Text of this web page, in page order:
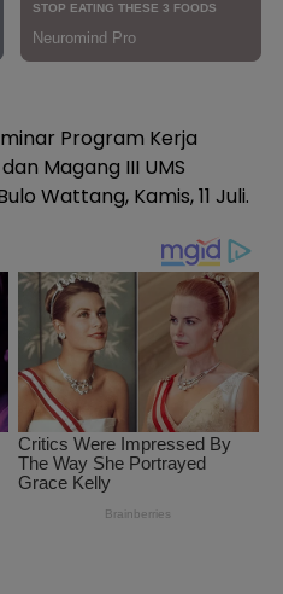
Program Kerja
Magang III UMS
Wattang, Kamis, 11 Juli.